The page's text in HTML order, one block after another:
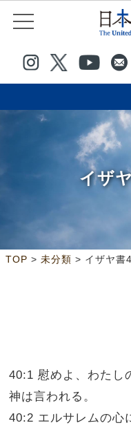
イザ
TOP > 未分類 > イザヤ書
40:1 慰めよ、わたし
神は言われる。
40:2 エルサレムの心